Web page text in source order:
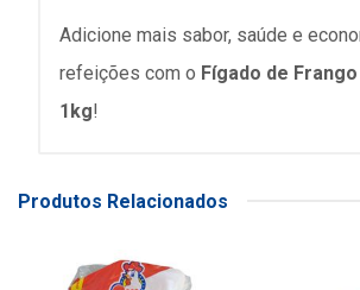
Adicione mais sabor, saúde e
refeições com o Fígado de
1kg!
Produtos Relacionados